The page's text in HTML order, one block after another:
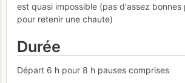
est quasi impossible (pas d'assez bonnes
pour retenir une chaute)
Durée
Départ 6 h pour 8 h pauses comprises